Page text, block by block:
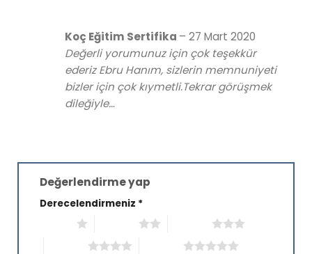
Koç Eğitim Sertifika – 27 Mart 2020
Değerli yorumunuz için çok teşekkür
ederiz Ebru Hanım, sizlerin memnuniyeti
bizler için çok kıymetli.Tekrar görüşmek
dileğiyle…
Değerlendirme yap
Derecelendirmeniz *